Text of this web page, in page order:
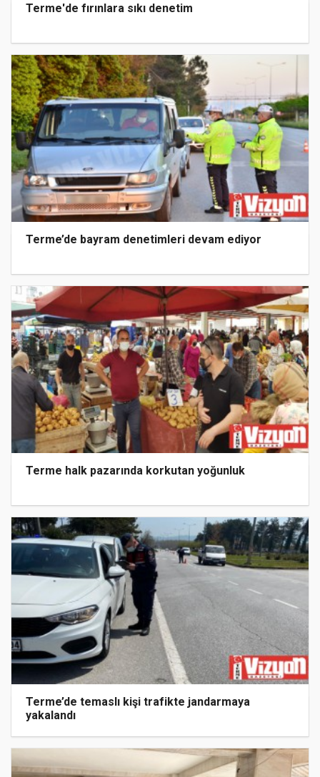
Terme'de fırınlara sıkı denetim
Terme’de bayram denetimleri devam ediyor
Terme halk pazarında korkutan yoğunluk
Terme’de temaslı kişi trafikte jandarmaya
yakalandı